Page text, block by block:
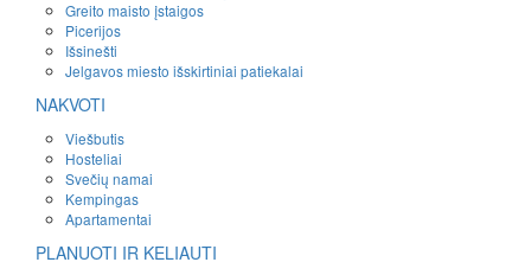
Greito maisto įstaigos
Picerijos
Išsinešti
Jelgavos miesto išskirtiniai patiekalai
NAKVOTI
Viešbutis
Hosteliai
Svečių namai
Kempingas
Apartamentai
PLANUOTI IR KELIAUTI